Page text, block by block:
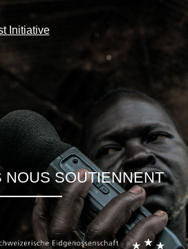
Initiative
NOUS SOUTIENNENT